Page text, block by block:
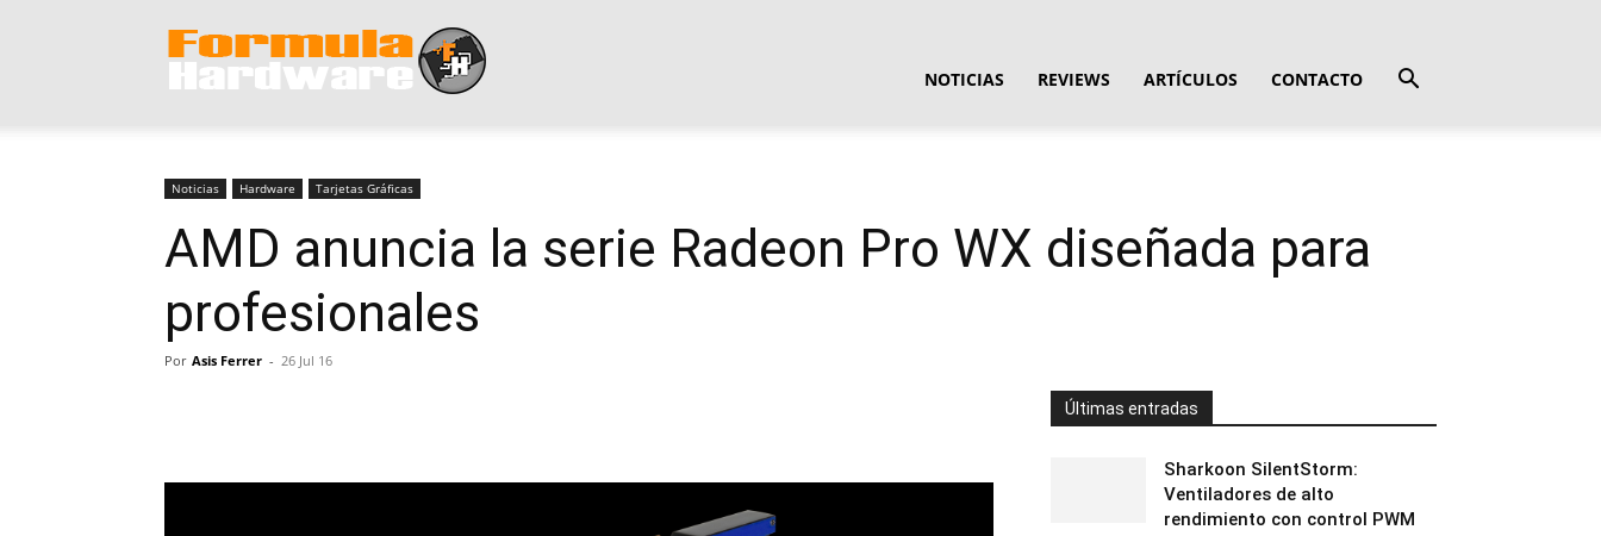
NOTICIAS REVIEWS ARTÍCULOS CONTACTO
Noticias Hardware Tarjetas Gráficas
AMD anuncia la serie Radeon Pro WX diseñada para
profesionales
Por Asis Ferrer - 26 Jul 16
Últimas entradas
Sharkoon SilentStorm:
Ventiladores de alto
rendimiento con control PWM